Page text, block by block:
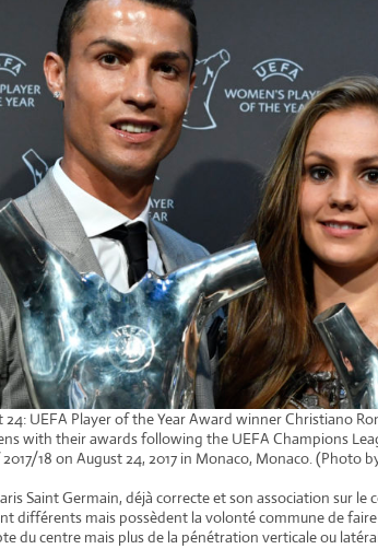
UEFA Player of the Year Award winner Christiano
with their awards following the UEFA Champions
18 on August 24, 2017 in Monaco, Monaco. (Photo
Saint Germain, déjà correcte et son association sur le
différents mais possèdent la volonté commune de
du centre mais plus de la pénétration verticale ou